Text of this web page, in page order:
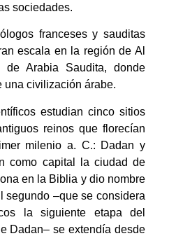
sociedades.
franceses y sauditas
escala en la región de Al
Arabia Saudita, donde
una civilización árabe.
estudian cinco sitios
reinos que florecían
milenio a. C.: Dadan y
como capital la ciudad de
en la Biblia y dio nombre
segundo –que se considera
la siguiente etapa del
Dadan– se extendía desde